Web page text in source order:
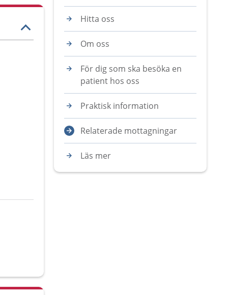
Hitta oss
Om oss
För dig som ska besöka en
patient hos oss
Praktisk information
Relaterade mottagningar
Läs mer